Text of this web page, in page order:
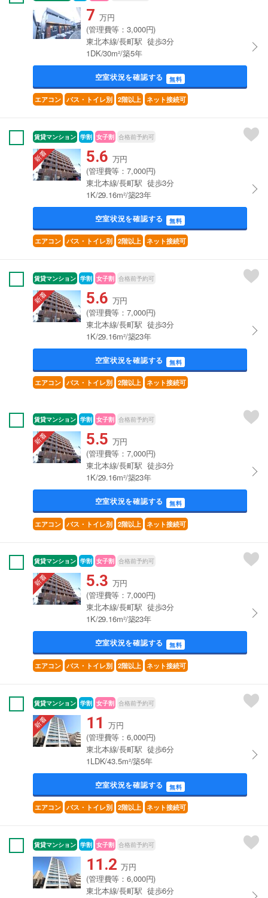
7 万円
(管理費等：3,000円)
東北本線/長町駅 徒歩3分
1DK/30m²/築5年
空室状況を確認する 無料
エアコン バス・トイレ別 2階以上 ネット接続可
賃貸マンション 学割 女子割 合格前予約可
5.6 万円
(管理費等：7,000円)
東北本線/長町駅 徒歩3分
1K/29.16m²/築23年
空室状況を確認する 無料
エアコン バス・トイレ別 2階以上 ネット接続可
賃貸マンション 学割 女子割 合格前予約可
5.6 万円
(管理費等：7,000円)
東北本線/長町駅 徒歩3分
1K/29.16m²/築23年
空室状況を確認する 無料
エアコン バス・トイレ別 2階以上 ネット接続可
賃貸マンション 学割 女子割 合格前予約可
5.5 万円
(管理費等：7,000円)
東北本線/長町駅 徒歩3分
1K/29.16m²/築23年
空室状況を確認する 無料
エアコン バス・トイレ別 2階以上 ネット接続可
賃貸マンション 学割 女子割 合格前予約可
5.3 万円
(管理費等：7,000円)
東北本線/長町駅 徒歩3分
1K/29.16m²/築23年
空室状況を確認する 無料
エアコン バス・トイレ別 2階以上 ネット接続可
賃貸マンション 学割 女子割 合格前予約可
11 万円
(管理費等：6,000円)
東北本線/長町駅 徒歩6分
1LDK/43.5m²/築5年
空室状況を確認する 無料
エアコン バス・トイレ別 2階以上 ネット接続可
賃貸マンション 学割 女子割 合格前予約可
11.2 万円
(管理費等：6,000円)
東北本線/長町駅 徒歩6分